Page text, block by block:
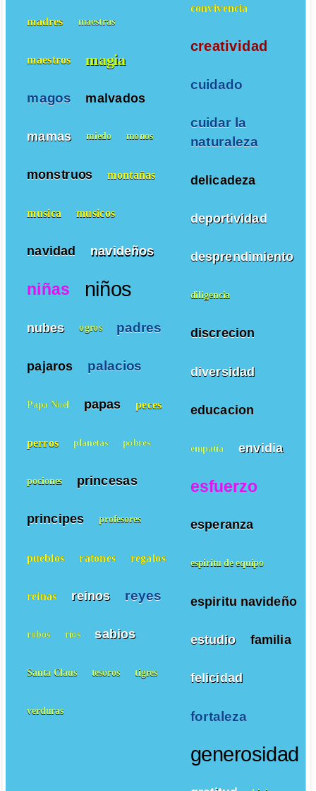
convivencia
creatividad
cuidado
cuidar la
naturaleza
delicadeza
deportividad
desprendimiento
diligencia
discrecion
diversidad
educacion
empatía envidia
esfuerzo
esperanza
espiritu de equipo
espiritu navideño
estudio familia
felicidad
fortaleza
generosidad
madres maestras
maestros magia
magos malvados
mamas miedo monos
monstruos montañas
musica musicos
navidad navideños
niñas niños
nubes ogros padres
pajaros palacios
Papa Noel papas peces
perros planetas pobres
pociones princesas
principes profesores
pueblos ratones regalos
reinas reinos reyes
robos ríos sabios
Santa Claus tesoros tigres
verduras